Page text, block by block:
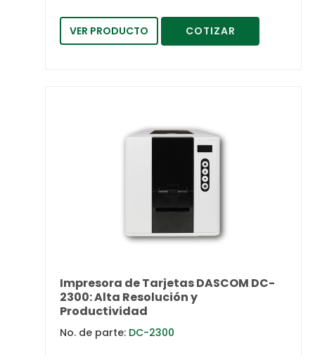
VER PRODUCTO COTIZAR
Impresora de Tarjetas DASCOM DC-
2300: Alta Resolución y
Productividad
No. de parte: DC-2300